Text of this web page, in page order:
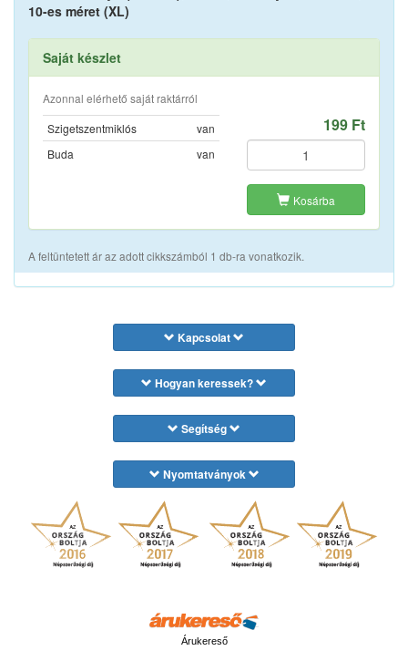
10-es méret (XL)
Saját készlet
Azonnal elérhető saját raktárról
Szigetszentmiklós
van
Buda
van
199 Ft
Kosárba
A feltüntetett ár az adott cikkszámból 1 db-ra vonatkozik.
Kapcsolat
Hogyan keressek?
Segítség
Nyomtatványok
Árukereső